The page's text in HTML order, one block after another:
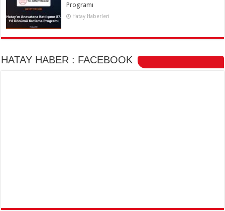
Programı
Hatay Haberleri
HATAY HABER : FACEBOOK